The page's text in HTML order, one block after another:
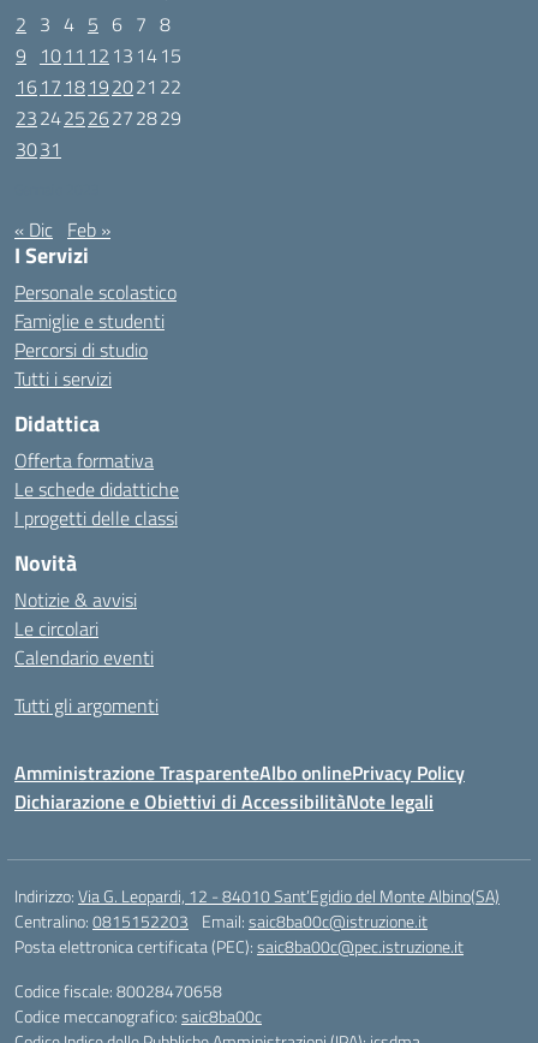
2 3 4 5 6 7 8
9 1011 12 13 1415
1617 18192021 22
23242526272829
3031
« Dic Feb »
I Servizi
Personale scolastico
Famiglie e studenti
Percorsi di studio
Tutti i servizi
Didattica
Offerta formativa
Le schede didattiche
I progetti delle classi
Novità
Notizie & avvisi
Le circolari
Calendario eventi
Tutti gli argomenti
Amministrazione TrasparenteAlbo onlinePrivacy Policy
Dichiarazione e Obiettivi di AccessibilitàNote legali
Indirizzo:Via G. Leopardi, 12 - 84010 Sant’Egidio del Monte Albino(SA)
Centralino:0815152203 Email:saic8ba00c@istruzione.it
Posta elettronica certificata (PEC):saic8ba00c@pec.istruzione.it
Codice fiscale: 80028470658
Codice meccanografico:saic8ba00c